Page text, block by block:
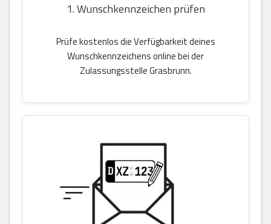
1. Wunschkennzeichen prüfen
Prüfe kostenlos die Verfügbarkeit deines
Wunschkennzeichens online bei der
Zulassungsstelle Grasbrunn.